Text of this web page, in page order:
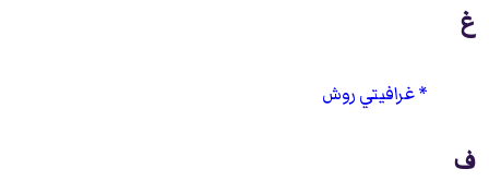
غ
غرافيتي روش
ف